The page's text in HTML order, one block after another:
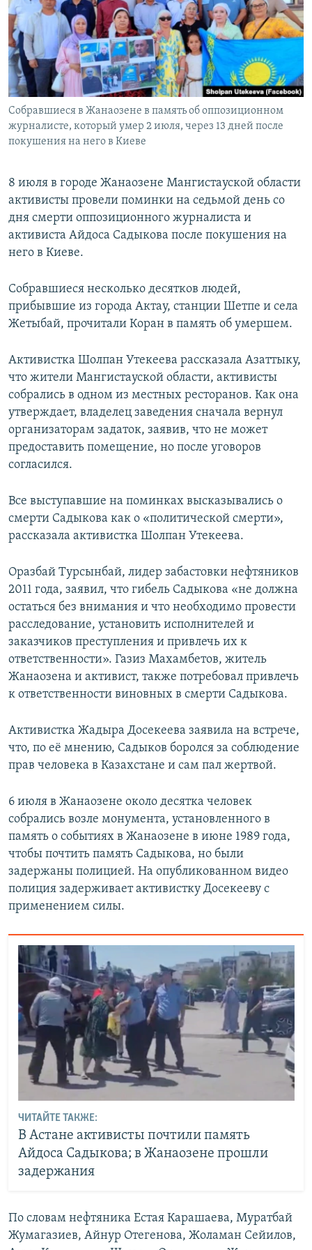
Собравшиеся в Жанаозене в память об оппозиционном
журналисте, который умер 2 июля, через 13 дней после
покушения на него в Киеве
8 июля в городе Жанаозене Мангистауской области
активисты провели поминки на седьмой день со
дня смерти оппозиционного журналиста и
активиста Айдоса Садыкова после покушения на
него в Киеве.
Собравшиеся несколько десятков людей,
прибывшие из города Актау, станции Шетпе и села
Жетыбай, прочитали Коран в память об умершем.
Активистка Шолпан Утекеева рассказала Азаттыку,
что жители Мангистауской области, активисты
собрались в одном из местных ресторанов. Как она
утверждает, владелец заведения сначала вернул
организаторам задаток, заявив, что не может
предоставить помещение, но после уговоров
согласился.
Все выступавшие на поминках высказывались о
смерти Садыкова как о «политической смерти»,
рассказала активистка Шолпан Утекеева.
Оразбай Турсынбай, лидер забастовки нефтяников
2011 года, заявил, что гибель Садыкова «не должна
остаться без внимания и что необходимо провести
расследование, установить исполнителей и
заказчиков преступления и привлечь их к
ответственности». Газиз Махамбетов, житель
Жанаозена и активист, также потребовал привлечь
к ответственности виновных в смерти Садыкова.
Активистка Жадыра Досекеева заявила на встрече,
что, по её мнению, Садыков боролся за соблюдение
прав человека в Казахстане и сам пал жертвой.
6 июля в Жанаозене около десятка человек
собрались возле монумента, установленного в
память о событиях в Жанаозене в июне 1989 года,
чтобы почтить память Садыкова, но были
задержаны полицией. На опубликованном видео
полиция задерживает активистку Досекееву с
применением силы.
ЧИТАЙТЕ ТАКЖЕ:
В Астане активисты почтили память
Айдоса Садыкова; в Жанаозене прошли
задержания
По словам нефтяника Естая Карашаева, Муратбай
Жумагазиев, Айнур Отегенова, Жоламан Сейилов,